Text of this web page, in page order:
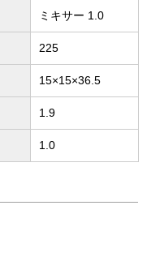
ミキサー 1.0
225
15×15×36.5
1.9
1.0